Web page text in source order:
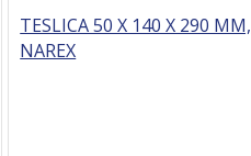
TESLICA 50 X 140 X 290 MM,
NAREX